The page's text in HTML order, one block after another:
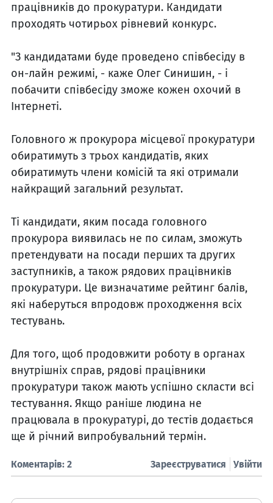
працівників до прокуратури. Кандидати
проходять чотирьох рівневий конкурс.
"З кандидатами буде проведено співбесіду в
он-лайн режимі, - каже Олег Синишин, - і
побачити співбесіду зможе кожен охочий в
Інтернеті.
Головного ж прокурора місцевої прокуратури
обиратимуть з трьох кандидатів, яких
обиратимуть члени комісій та які отримали
найкращий загальний результат.
Ті кандидати, яким посада головного
прокурора виявилась не по силам, зможуть
претендувати на посади перших та других
заступників, а також рядових працівників
прокуратури. Це визначатиме рейтинг балів,
які наберуться впродовж проходження всіх
тестувань.
Для того, щоб продовжити роботу в органах
внутрішніх справ, рядові працівники
прокуратури також мають успішно скласти всі
тестування. Якщо раніше людина не
працювала в прокуратурі, до тестів додається
ще й річний випробувальний термін.
Коментарів: 2 Увійти
Зареєструватися